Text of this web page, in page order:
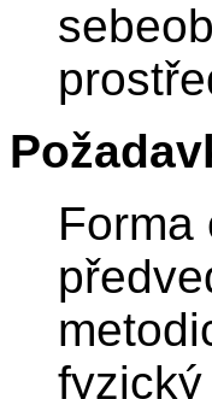
fyzický